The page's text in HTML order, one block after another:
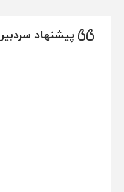
پیشنهاد سردبیر